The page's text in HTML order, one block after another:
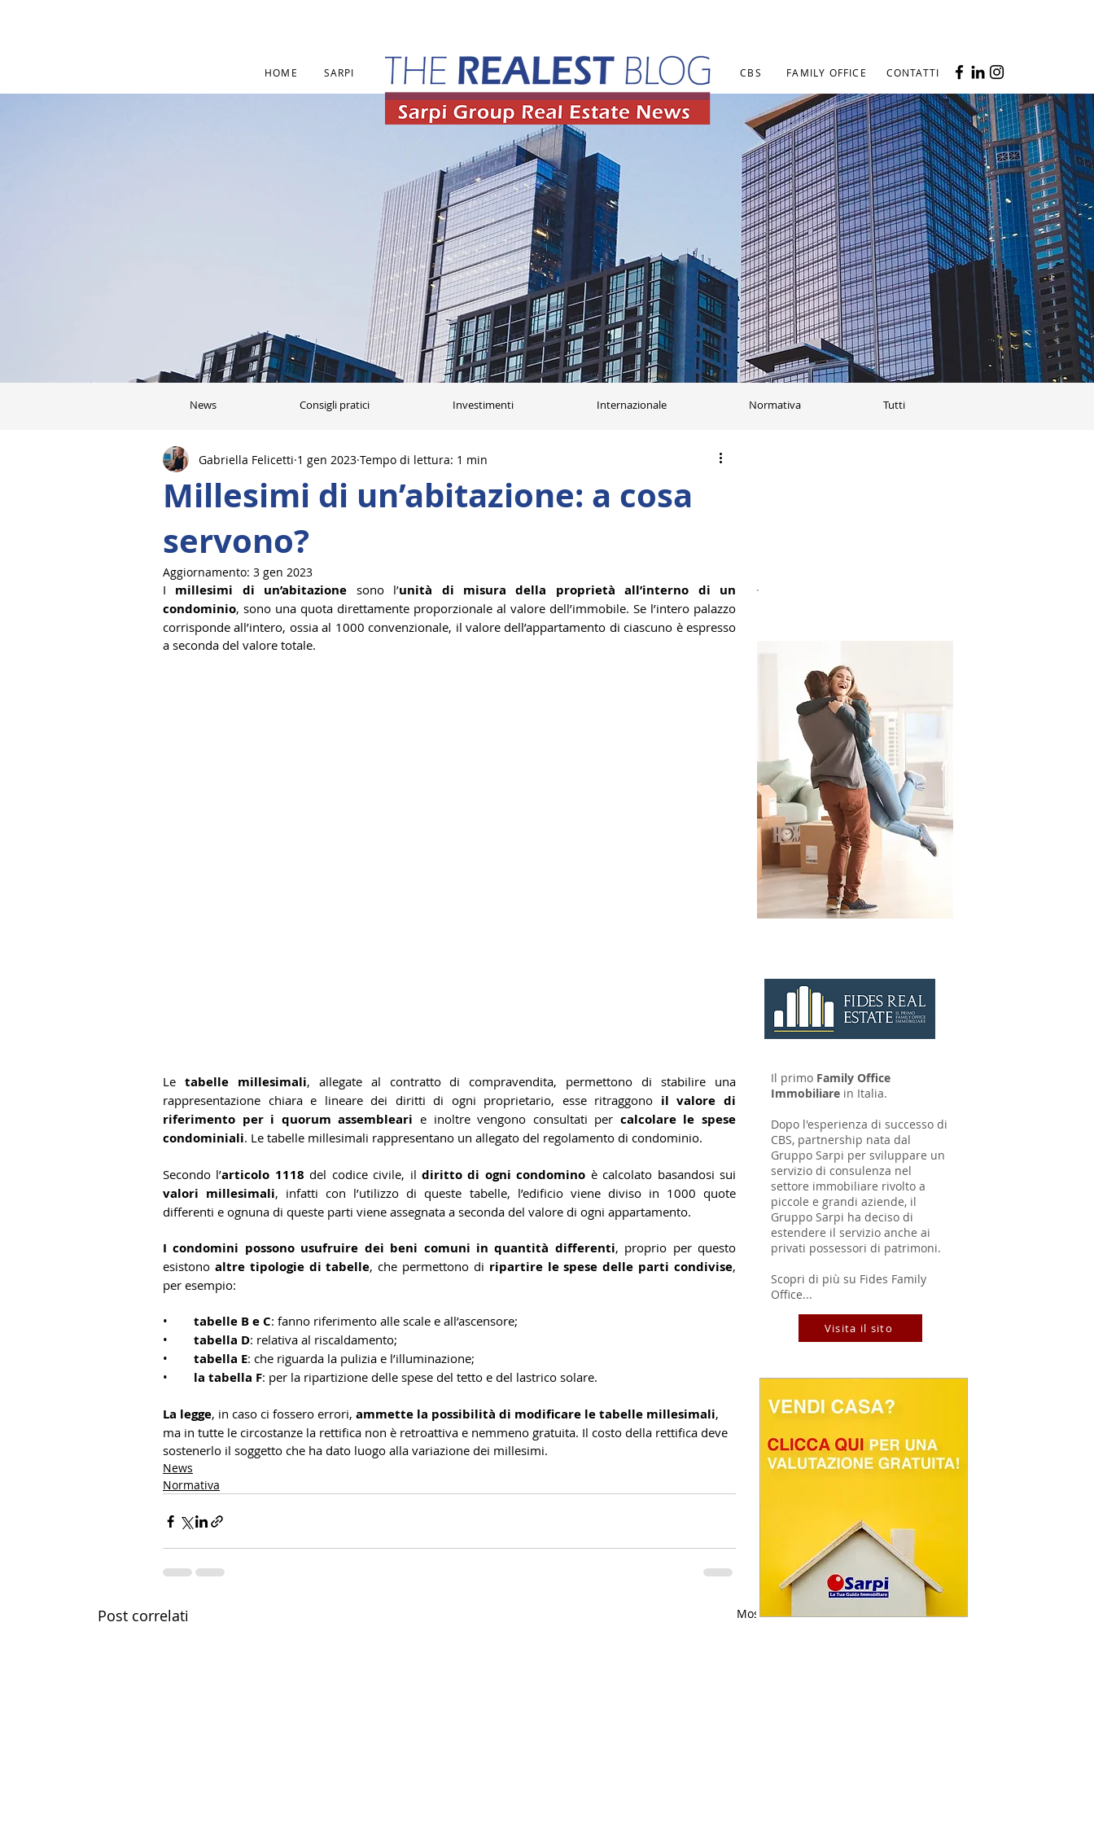
HOME SARPI CBS FAMILY OFFICE CONTATTI
News Consigli pratici Investimenti Internazionale Normativa Tutti
Millesimi di un’abitazione: a cosa
servono?
Gabriella Felicetti 1 gen 2023 Tempo di lettura: 1 min
Aggiornamento: 3 gen 2023
I millesimi di un’abitazione sono l’unità di misura della proprietà all’interno di un
condominio, sono una quota direttamente proporzionale al valore dell’immobile. Se l’intero palazzo
corrisponde all’intero, ossia al 1000 convenzionale, il valore dell’appartamento di ciascuno è espresso
a seconda del valore totale.
Le tabelle millesimali, allegate al contratto di compravendita, permettono di stabilire una
rappresentazione chiara e lineare dei diritti di ogni proprietario, esse ritraggono il valore di
riferimento per i quorum assembleari e inoltre vengono consultati per calcolare le spese
condominiali. Le tabelle millesimali rappresentano un allegato del regolamento di condominio.
Secondo l’articolo 1118 del codice civile, il diritto di ogni condomino
valori millesimali, infatti con l’utilizzo di queste tabelle, l’edificio viene diviso in 1000 quote
differenti e ognuna di queste parti viene assegnata a seconda del valore di ogni appartamento.
I condomini possono usufruire dei beni comuni in quantità differenti, proprio per questo
esistono altre tipologie di tabelle, che permettono di ripartire le spese delle parti condivise,
per esempio:
• tabelle B e C: fanno riferimento alle scale e all’ascensore;
• tabella D: relativa al riscaldamento;
• tabella E: che riguarda la pulizia e l’illuminazione;
• la tabella F: per la ripartizione delle spese del tetto e del lastrico solare.
La legge, in caso ci fossero errori, ammette la possibilità di modificare le tabelle millesimali,
ma in tutte le circostanze la rettifica non è retroattiva e nemmeno gratuita. Il costo della rettifica deve
sostenerlo il soggetto che ha dato luogo alla variazione dei millesimi.
News
Normativa
Post correlati Mostra tutti
Il primo Family Office
Immobiliare in Italia.
Dopo l'esperienza di successo di
CBS, partnership nata dal
Gruppo Sarpi per sviluppare un
servizio di consulenza nel
settore immobiliare rivolto a
piccole e grandi aziende, il
Gruppo Sarpi ha deciso di
estendere il servizio anche ai
privati possessori di patrimoni.
Scopri di più su Fides Family
Office...
Visita il sito